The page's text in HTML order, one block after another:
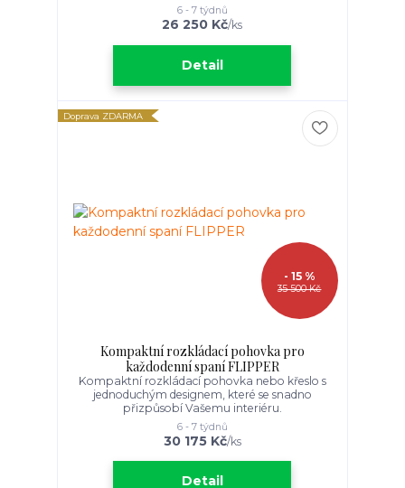
26 250 Kč/ks
6 - 7 týdnů
Detail
Doprava ZDARMA
35 500 Kč
- 15 %
Kompaktní rozkládací pohovka pro
každodenní spaní FLIPPER
Kompaktní rozkládací pohovka nebo křeslo s
jednoduchým designem, které se snadno
přizpůsobí Vašemu interiéru.
30 175 Kč/ks
6 - 7 týdnů
Detail